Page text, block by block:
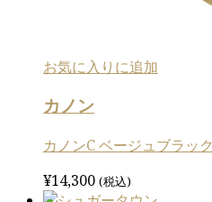
お気に入りに追加
カノン
カノンC ベージュブラック
¥14,300 (税込)